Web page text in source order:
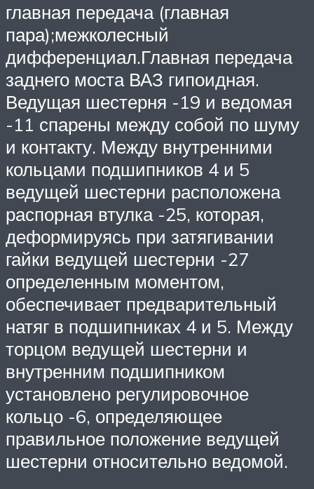
главная передача (главная
пара);межколесный
дифференциал.Главная передача
заднего моста ВАЗ гипоидная.
Ведущая шестерня -19 и ведомая
-11 спарены между собой по шуму
и контакту. Между внутренними
кольцами подшипников 4 и 5
ведущей шестерни расположена
распорная втулка -25, которая,
деформируясь при затягивании
гайки ведущей шестерни -27
определенным моментом,
обеспечивает предварительный
натяг в подшипниках 4 и 5. Между
торцом ведущей шестерни и
внутренним подшипником
установлено регулировочное
кольцо -6, определяющее
правильное положение ведущей
шестерни относительно ведомой.